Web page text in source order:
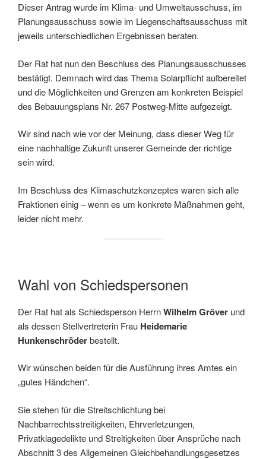
Dieser Antrag wurde im Klima- und Umweltausschuss, im
Planungsausschuss sowie im Liegenschaftsausschuss mit
jeweils unterschiedlichen Ergebnissen beraten.
Der Rat hat nun den Beschluss des Planungsausschusses
bestätigt. Demnach wird das Thema Solarpflicht aufbereitet
und die Möglichkeiten und Grenzen am konkreten Beispiel
des Bebauungsplans Nr. 267 Postweg-Mitte aufgezeigt.
Wir sind nach wie vor der Meinung, dass dieser Weg für
eine nachhaltige Zukunft unserer Gemeinde der richtige
sein wird.
Im Beschluss des Klimaschutzkonzeptes waren sich alle
Fraktionen einig – wenn es um konkrete Maßnahmen geht,
leider nicht mehr.
Wahl von Schiedspersonen
Der Rat hat als Schiedsperson HerrnWilhelm Gröver und
als dessen Stellvertreterin Frau Heidemarie
Hunkenschröderbestellt.
Wir wünschen beiden für die Ausführung ihres Amtes ein
„gutes Händchen“.
Sie stehen für die Streitschlichtung bei
Nachbarrechtsstreitigkeiten, Ehrverletzungen,
Privatklagedelikte und Streitigkeiten über Ansprüche nach
Abschnitt 3 des Allgemeinen Gleichbehandlungsgesetzes